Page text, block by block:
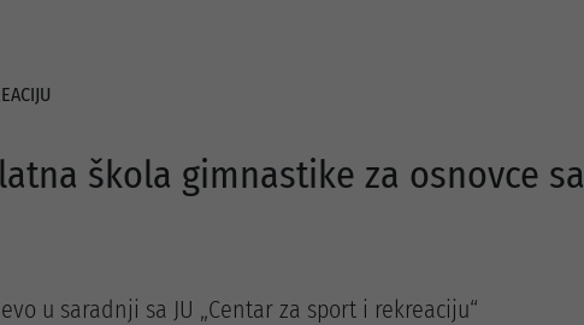
škola gimnastike za osnovce sa
u saradnji sa JU „Centar za sport i rekreaciju“